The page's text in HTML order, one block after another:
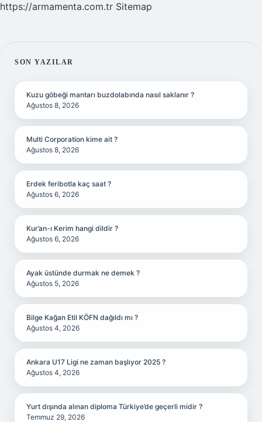
https://armamenta.com.tr Sitemap
SIDEBAR
SON YAZILAR
Kuzu göbeği mantarı buzdolabında nasıl saklanır ?
Ağustos 8, 2026
Multi Corporation kime ait ?
Ağustos 8, 2026
Erdek feribotla kaç saat ?
Ağustos 6, 2026
Kur’an-ı Kerim hangi dildir ?
Ağustos 6, 2026
Ayak üstünde durmak ne demek ?
Ağustos 5, 2026
Bilge Kağan Etil KÖFN dağıldı mı ?
Ağustos 4, 2026
Ankara U17 Ligi ne zaman başlıyor 2025 ?
Ağustos 4, 2026
Yurt dışında alınan diploma Türkiye’de geçerli midir ?
Temmuz 29, 2026